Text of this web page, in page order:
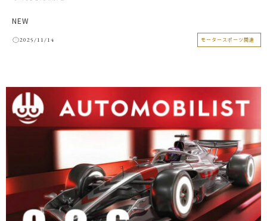
NEW
2025/11/14 モータースポーツ関連